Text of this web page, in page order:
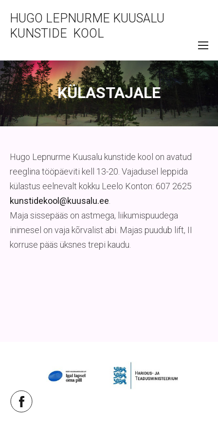
HUGO LEPNURME KUUSALU
KUNSTIDE KOOL
KÜLASTAJALE
Hugo Lepnurme Kuusalu kunstide kool on avatud
reeglina tööpäeviti kell 13-20. Vajadusel leppida
külastus eelnevalt kokku Leelo Konton: 607 2625
kunstidekool@kuusalu.ee
Maja sissepääs on astmega, liikumispuudega
inimesel on vaja kõrvalist abi. Majas puudub lift, II
korruse pääs üksnes trepi kaudu.